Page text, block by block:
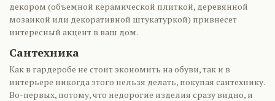
декором (объемной керамической плиткой, деревянной
мозаикой или декоративной штукатуркой) привнесет
интересный акцент в ваш дом.
Сантехника
Как в гардеробе не стоит экономить на обуви, так и в
интерьере никогда этого нельзя делать, покупая сантехнику.
Во-первых, потому, что недорогие изделия сразу видно, и